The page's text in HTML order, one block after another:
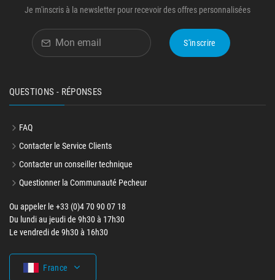
Je m'inscris à la newsletter pour recevoir des offres personnalisées
S'inscrire
QUESTIONS - RÉPONSES
FAQ
Contacter le Service Clients
Contacter un conseiller technique
Questionner la Communauté Pecheur
Ou appeler le +33 (0)4 70 90 07 18
Du lundi au jeudi de 9h30 à 17h30
Le vendredi de 9h30 à 16h30
France